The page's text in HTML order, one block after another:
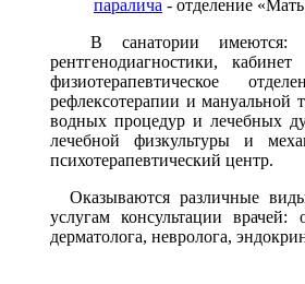
паралича - отделение
В санатории имеются:
рентгенодиагностики,
физиотерапевтическое
рефлексотерапии и мануальной
водных процедур и лечебных
лечебной физкультуры и
психотерапевтический центр.
Оказываются различные
услугам консультации врачей:
дерматолога, невролога,